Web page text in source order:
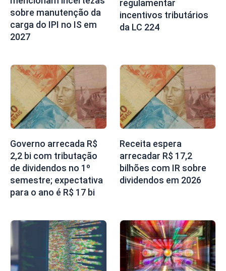
sobre manutenção da
carga do IPI no IS em
2027
regulamentar
incentivos tributários
da LC 224
Governo arrecada R$
2,2 bi com tributação
de dividendos no 1º
semestre; expectativa
para o ano é R$ 17 bi
Receita espera
arrecadar R$ 17,2
bilhões com IR sobre
dividendos em 2026